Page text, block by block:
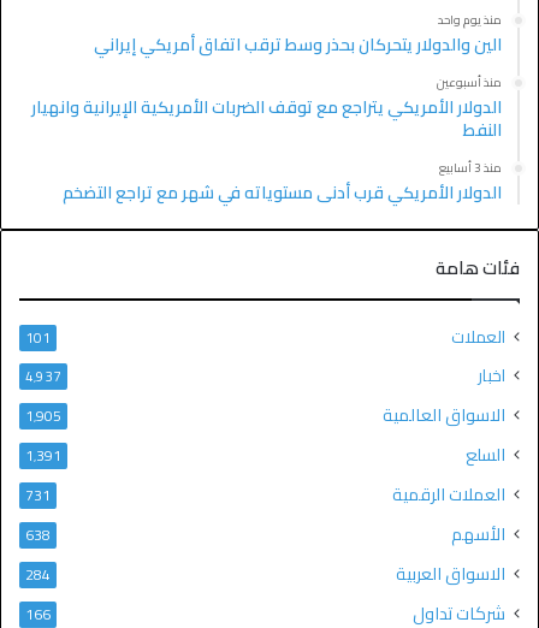
منذ يوم واحد
الين والدولار يتحركان بحذر وسط ترقب اتفاق أمريكي إيراني
منذ أسبوعين
الدولار الأمريكي يتراجع مع توقف الضربات الأمريكية الإيرانية وانهيار
النفط
منذ 3 أسابيع
الدولار الأمريكي قرب أدنى مستوياته في شهر مع تراجع التضخم
فئات هامة
العملات 101
اخبار 4٬937
الاسواق العالمية 1٬905
السلع 1٬391
العملات الرقمية 731
الأسهم 638
الاسواق العربية 284
شركات تداول 166